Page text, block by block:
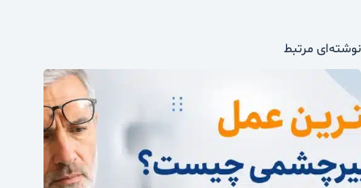
نوشته‌ای مرتبط